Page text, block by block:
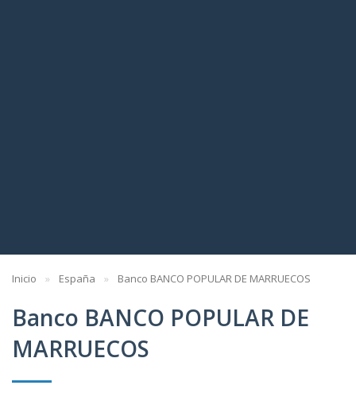
Inicio España Banco BANCO POPULAR DE MARRUECOS
Banco BANCO POPULAR DE
MARRUECOS